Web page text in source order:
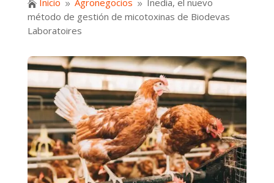
 Inicio 9 Agronegocios 9 Inedia, el nuevo
método de gestión de micotoxinas de Biodevas
Laboratoires